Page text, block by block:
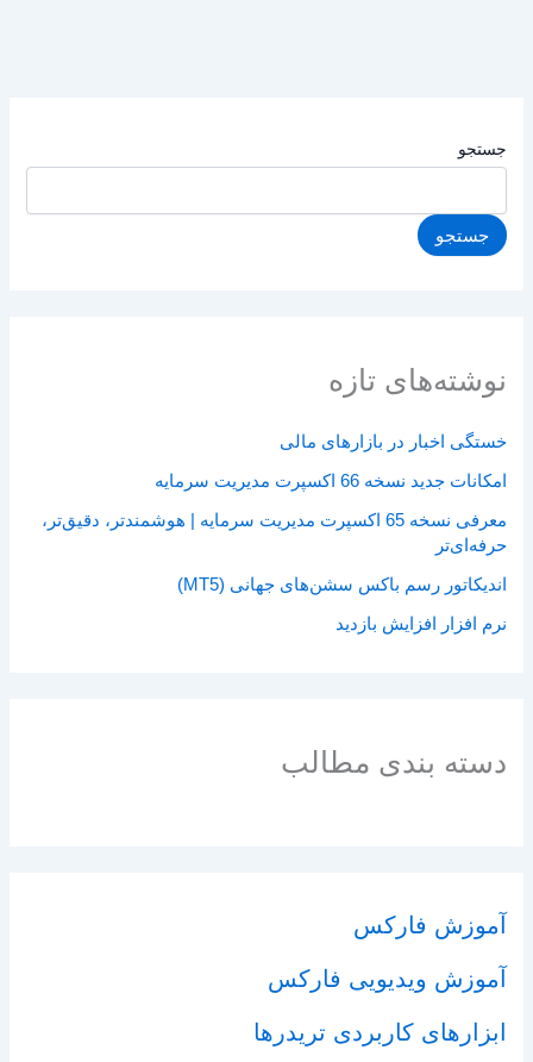
جستجو
جستجو
نوشته‌های تازه
خستگی اخبار در بازارهای مالی
امکانات جدید نسخه 66 اکسپرت مدیریت سرمایه
معرفی نسخه 65 اکسپرت مدیریت سرمایه | هوشمندتر، دقیق‌تر،
حرفه‌ای‌تر
اندیکاتور رسم باکس سشن‌های جهانی (MT5)
نرم افزار افزایش بازدید
دسته بندی مطالب
آموزش فارکس
آموزش ویدیویی فارکس
ابزارهای کاربردی تریدرها